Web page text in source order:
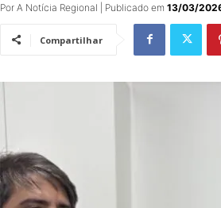
Por A Notícia Regional | Publicado em 13/03/
Compartilhar